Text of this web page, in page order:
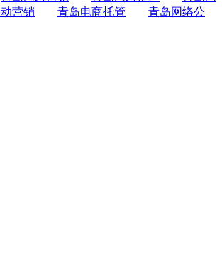
营销 青岛电商托管
青岛网络公